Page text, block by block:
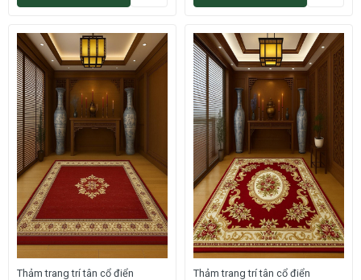
Thảm trang trí tân cổ điển
Thảm trang trí tân cổ điển